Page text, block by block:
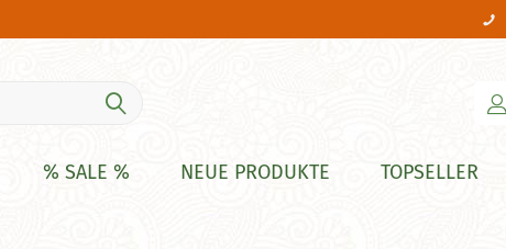
% SALE % NEUE PRODUKTE TOPSELLER